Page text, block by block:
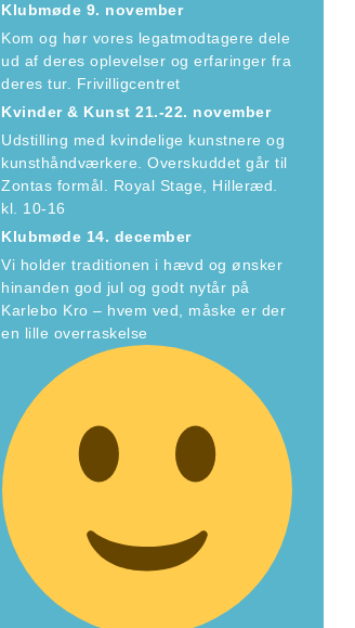
Klubmøde 9. november
Kom og hør vores legatmodtagere dele
ud af deres oplevelser og erfaringer fra
deres tur. Frivilligcentret
Kvinder & Kunst 21.-22. november
Udstilling med kvindelige kunstnere og
kunsthåndværkere. Overskuddet går til
Zontas formål. Royal Stage, Hilleræd.
kl. 10-16
Klubmøde 14. december
Vi holder traditionen i hævd og ønsker
hinanden god jul og godt nytår på
Karlebo Kro – hvem ved, måske er der
en lille overraskelse